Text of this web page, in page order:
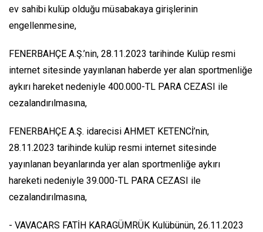
ev sahibi kulüp olduğu müsabakaya girişlerinin
engellenmesine,
FENERBAHÇE A.Ş.’nin, 28.11.2023 tarihinde Kulüp resmi
internet sitesinde yayınlanan haberde yer alan sportmenliğe
aykırı hareket nedeniyle 400.000-TL PARA CEZASI ile
cezalandırılmasına,
FENERBAHÇE A.Ş. idarecisi AHMET KETENCİ’nin,
28.11.2023 tarihinde kulüp resmi internet sitesinde
yayınlanan beyanlarında yer alan sportmenliğe aykırı
hareketi nedeniyle 39.000-TL PARA CEZASI ile
cezalandırılmasına,
- VAVACARS FATİH KARAGÜMRÜK Kulübünün, 26.11.2023